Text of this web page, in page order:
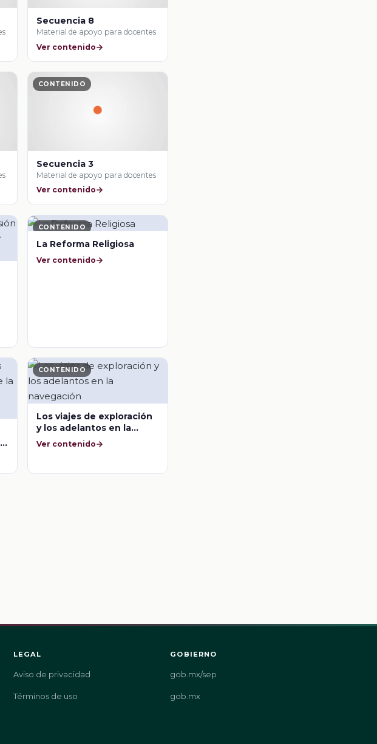
Secuencia 8
Material de apoyo para docentes
Ver contenido
CONTENIDO
Secuencia 3
Material de apoyo para docentes
Ver contenido
CONTENIDO
La Reforma Religiosa
Ver contenido
CONTENIDO
Los viajes de exploración
y los adelantos en la
navegación
Ver contenido
LEGAL
Aviso de privacidad
Términos de uso
GOBIERNO
gob.mx/sep
gob.mx